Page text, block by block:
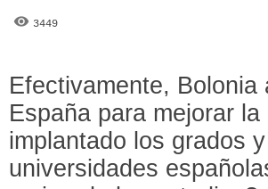
3449
Efectivamente,
España para mejorar
implantado los grados
universidades